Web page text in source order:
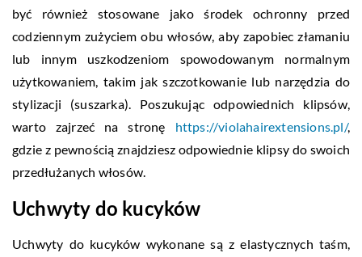
być również stosowane jako środek ochronny przed
codziennym zużyciem obu włosów, aby zapobiec złamaniu
lub innym uszkodzeniom spowodowanym normalnym
użytkowaniem, takim jak szczotkowanie lub narzędzia do
stylizacji (suszarka). Poszukując odpowiednich klipsów,
warto zajrzeć na stronę https://violahairextensions.pl/,
gdzie z pewnością znajdziesz odpowiednie klipsy do swoich
przedłużanych włosów.
Uchwyty do kucyków
Uchwyty do kucyków wykonane są z elastycznych taśm,